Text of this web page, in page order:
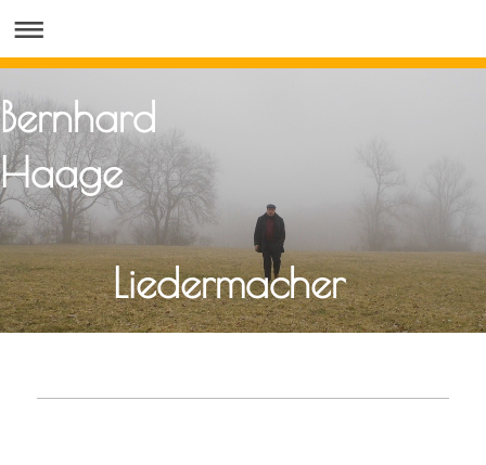
Bernhard
Haage
Liedermacher